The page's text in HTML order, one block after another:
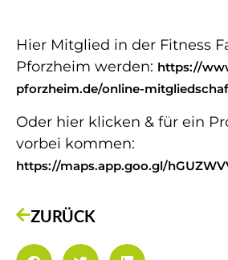
Hier Mitglied in der Fitness
Pforzheim werden: https://
pforzheim.de/online-
Oder hier klicken & für ein
vorbei kommen:
https://maps.app.goo.gl/
ZURÜCK